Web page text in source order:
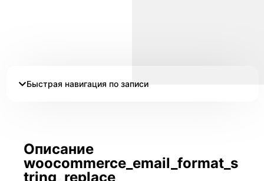
Быстрая навигация по записи
Описание
woocommerce_email_format_s
tring_replace